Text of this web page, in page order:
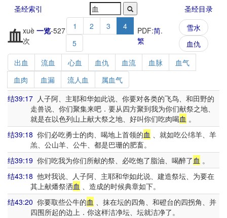
圣经索引 圣经目录
血xuè 一览-527
次
1 2 3
4
5
PDF:简.
繁
雪水
血仇
出血
流血 心血 血仇 血流 血脉
血气
血肉
血漏 流人血
属血气
结39:17 人子阿、主耶和华如此说、你要对各类的飞鸟、和田野的
走兽说、你们聚集来吧．要从四方聚到我为你们献祭之地、
就是在以色列山上献大祭之地、好叫你们吃肉喝血 。
结39:18 你们必吃勇士的肉、喝地上首领的血 、就如吃公绵羊、羊
羔、公山羊、公牛、都是巴珊的肥畜。
结39:19 你们吃我为你们所献的祭、必吃饱了脂油、喝醉了 血 。
结43:18 他对我说、人子阿、主耶和华如此说、建造祭坛、为要在
其上献燔祭洒血 、造成的时候典章如下。
结43:20 你要取些公牛的血 、抹在坛的四角、和磴台的四拐角、并
四围所起的边上．你这样洁净坛、坛就洁净了。